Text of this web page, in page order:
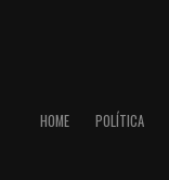
HOME POLÍTICA